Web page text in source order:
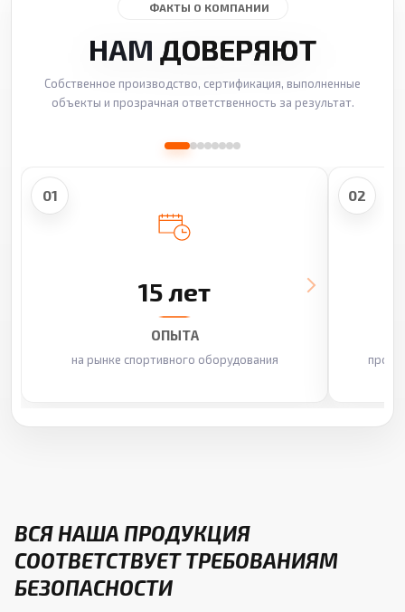
ФАКТЫ О КОМПАНИИ
НАМ ДОВЕРЯЮТ
Собственное производство, сертификация, выполненные
объекты и прозрачная ответственность за результат.
01
15 лет
ОПЫТА
на рынке спортивного оборудования
02
ВСЯ НАША ПРОДУКЦИЯ
СООТВЕТСТВУЕТ ТРЕБОВАНИЯМ
БЕЗОПАСНОСТИ